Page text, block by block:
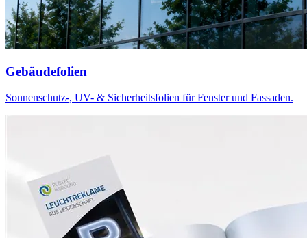
Gebäudefolien
Sonnenschutz-, UV- & Sicherheitsfolien für Fenster und Fassaden.